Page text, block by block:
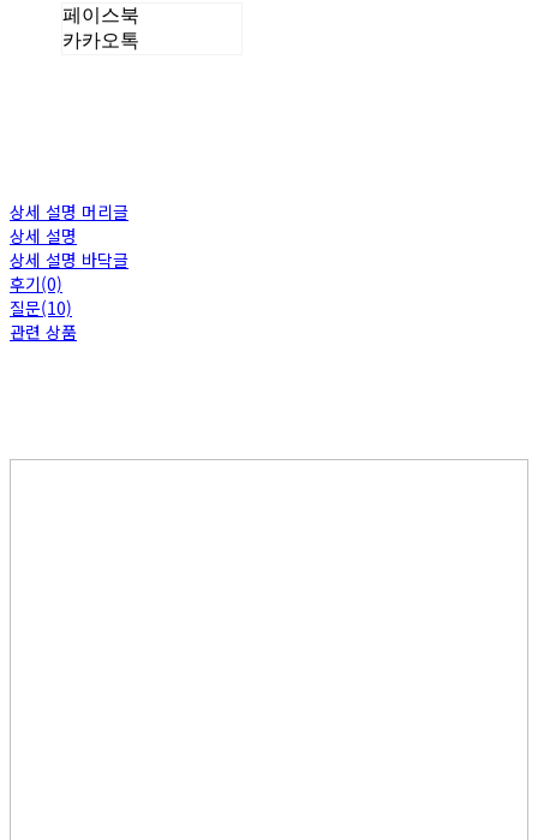
페이스북
카카오톡
상세 설명 머리글
상세 설명
상세 설명 바닥글
후기(0)
질문(10)
관련 상품